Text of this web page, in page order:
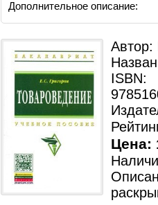
Дополнительное описание:
Автор:
Цена: